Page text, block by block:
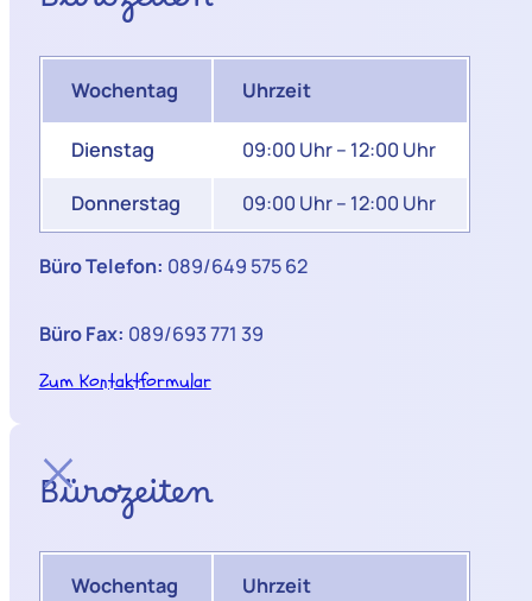
Wochentag Uhrzeit
Dienstag 09:00 Uhr – 12:00 Uhr
Donnerstag 09:00 Uhr – 12:00 Uhr
Büro Telefon: 089/649 575 62
Büro Fax: 089/693 771 39
Zum Kontaktformular
Bürozeiten
Wochentag Uhrzeit